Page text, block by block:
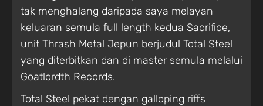
tak menghalang daripada saya melayan
keluaran semula full length kedua Sacrifice,
unit Thrash Metal Jepun berjudul Total Steel
yang diterbitkan dan di master semula melalui
Goatlordth Records.
Total Steel pekat dengan galloping riffs